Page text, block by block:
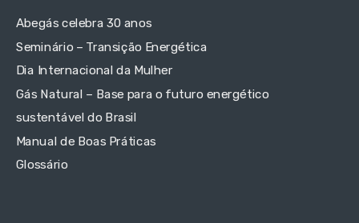
Abegás celebra 30 anos
Seminário – Transição Energética
Dia Internacional da Mulher
Gás Natural – Base para o futuro energético
sustentável do Brasil
Manual de Boas Práticas
Glossário